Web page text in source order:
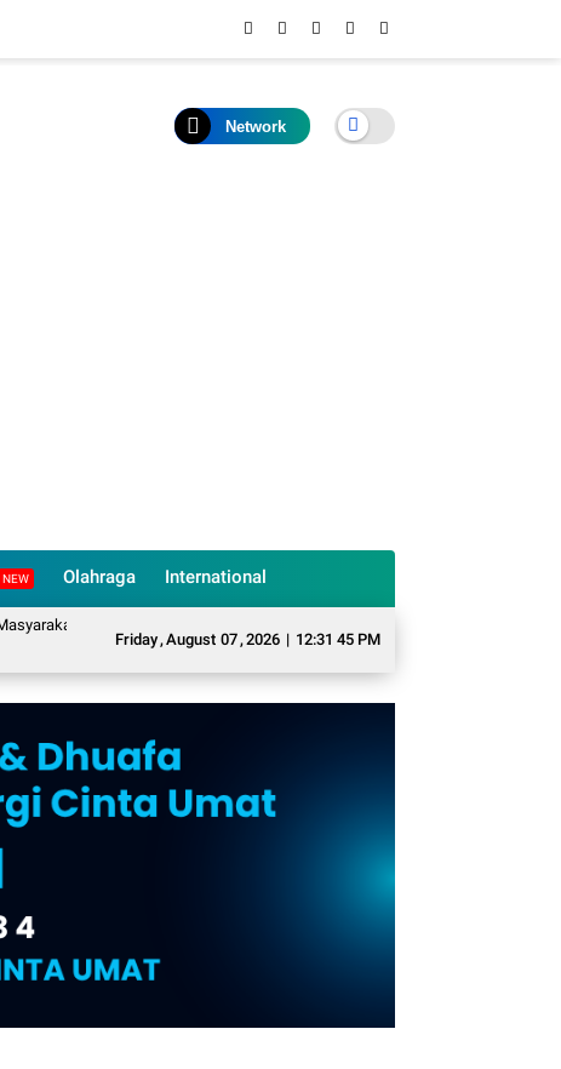
Network
NEW Olahraga International
Friday,August 07,2026 | 12:31 46 PM
Desa Sukarame Mengubah Sampah Organik Menjadi Eco Enzyme yang